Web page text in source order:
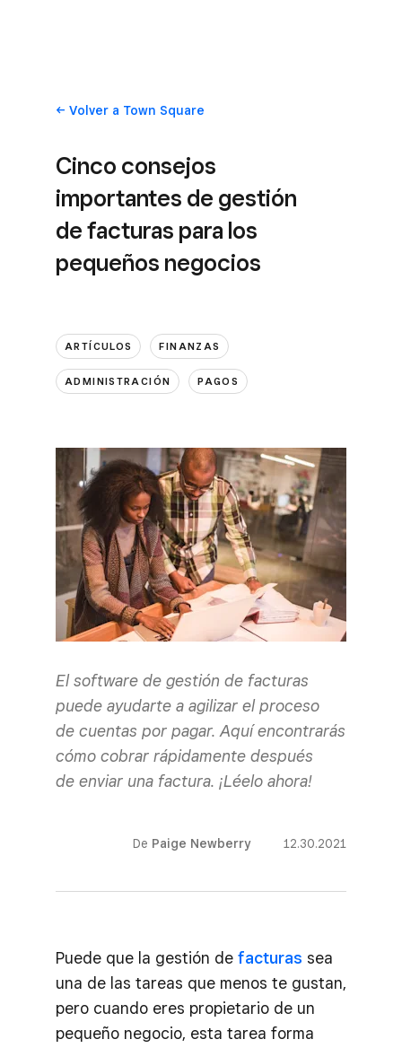
Volvera Town Square
Cinco consejos
importantes de gestión
de facturas para los
pequeños negocios
ARTÍCULOS FINANZAS
ADMINISTRACIÓN PAGOS
El software de gestión de facturas
puede ayudarte a agilizar el proceso
de cuentas por pagar. Aquí encontrarás
cómo cobrar rápidamente después
de enviar una factura. ¡Léelo ahora!
De Paige Newberry 12.30.2021
Puede que la gestión de facturas sea
una de las tareas que menos te gustan,
pero cuando eres propietario de un
pequeño negocio, esta tarea forma